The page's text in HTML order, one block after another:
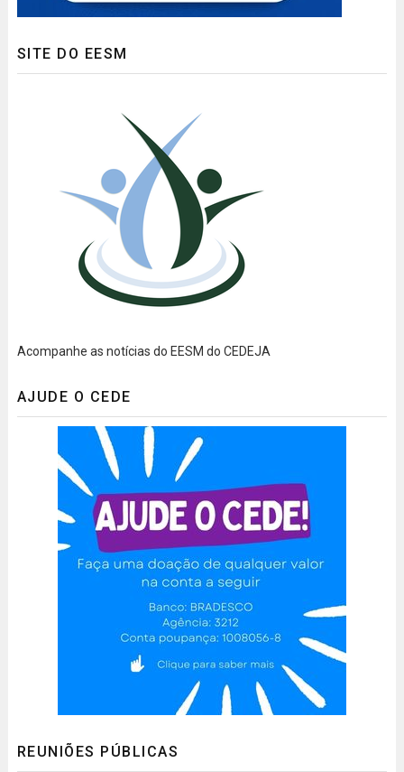
SITE DO EESM
Acompanhe as notícias do EESM do CEDEJA
AJUDE O CEDE
REUNIÕES PÚBLICAS